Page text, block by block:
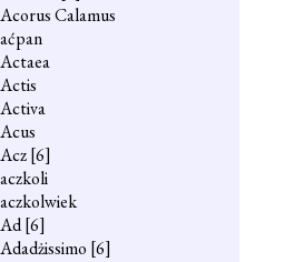
Acorus Calamus
aćpan
Actaea
Actis
Activa
Acus
Acz[6]
aczkoli
aczkolwiek
Ad[6]
Adadżissimo [6]